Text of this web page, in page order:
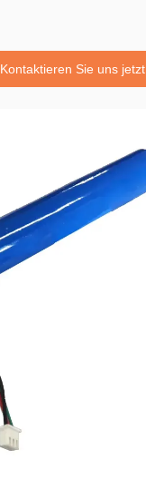
Kontaktieren Sie uns jetzt